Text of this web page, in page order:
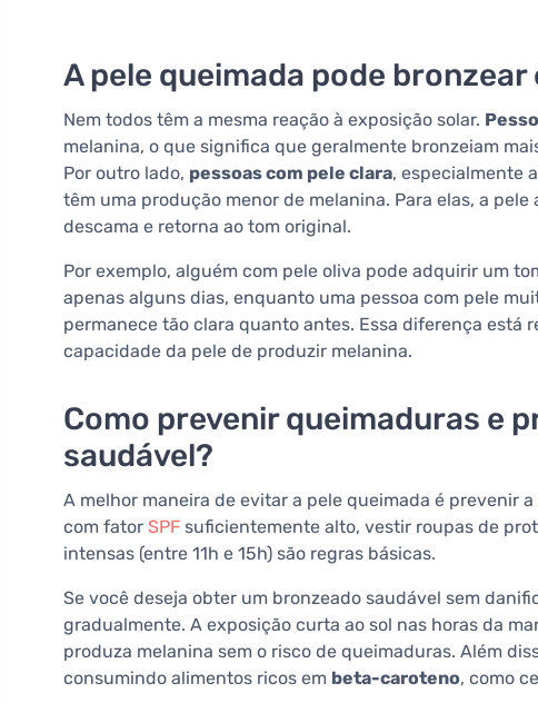
A pele queimada pode
Nem todos têm a mesma reação à exposição solar.
melanina, o que significa que geralmente bronzeiam
Por outro lado, pessoas com pele clara, especialmente
têm uma produção menor de melanina. Para elas, a
descama e retorna ao tom original.
Por exemplo, alguém com pele oliva pode adquirir um
apenas alguns dias, enquanto uma pessoa com pele
permanece tão clara quanto antes. Essa diferença está
capacidade da pele de produzir melanina.
Como prevenir queimaduras e
saudável?
A melhor maneira de evitar a pele queimada é prevenir
com fator SPF suficientemente alto, vestir roupas de
intensas (entre 11h e 15h) são regras básicas.
Se você deseja obter um bronzeado saudável sem
gradualmente. A exposição curta ao sol nas horas da
produza melanina sem o risco de queimaduras. Além
consumindo alimentos ricos em beta-caroteno, como